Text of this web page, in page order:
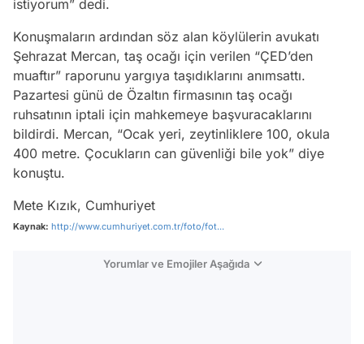
istiyorum” dedi.
Konuşmaların ardından söz alan köylülerin avukatı
Şehrazat Mercan, taş ocağı için verilen “ÇED’den
muaftır” raporunu yargıya taşıdıklarını anımsattı.
Pazartesi günü de Özaltın firmasının taş ocağı
ruhsatının iptali için mahkemeye başvuracaklarını
bildirdi. Mercan, “Ocak yeri, zeytinliklere 100, okula
400 metre. Çocukların can güvenliği bile yok” diye
konuştu.
Mete Kızık, Cumhuriyet
Kaynak: http://www.cumhuriyet.com.tr/foto/fot...
Yorumlar ve Emojiler Aşağıda